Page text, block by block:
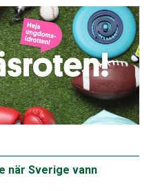
när Sverige vann